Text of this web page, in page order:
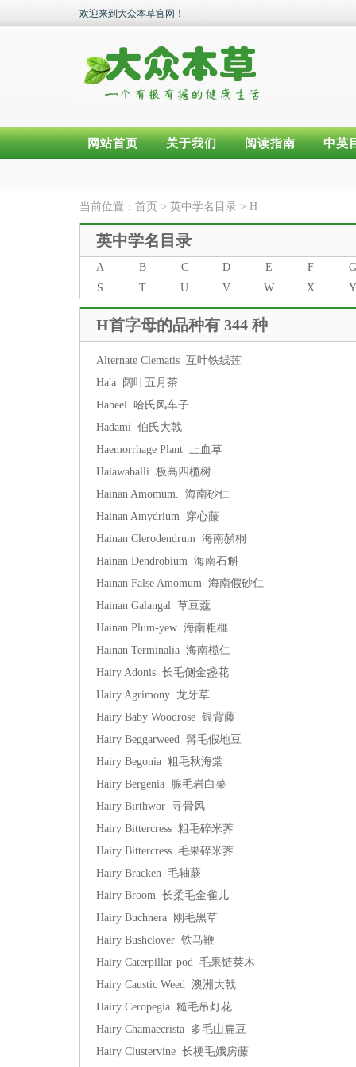
欢迎来到大众本草官网！
网站首页 关于我们 阅读指南 中英
当前位置： 首页 > 英中学名目录 > H
英中学名目录
A B C D E F
G
S
T U V W X Y
H首字母的品种有 344 种
Alternate Clematis 互叶铁线莲
Ha'a 阔叶五月茶
Habeel 哈氏风车子
Hadami 伯氏大戟
Haemorrhage Plant 止血草
Haiawaballi 极高四榄树
Hainan Amomum. 海南砂仁
Hainan Amydrium 穿心藤
Hainan Clerodendrum 海南赬桐
Hainan Dendrobium 海南石斛
Hainan False Amomum 海南假砂仁
Hainan Galangal 草豆蔻
Hainan Plum-yew 海南粗榧
Hainan Terminalia 海南榄仁
Hairy Adonis 长毛侧金盏花
Hairy Agrimony 龙牙草
Hairy Baby Woodrose 银背藤
Hairy Beggarweed 髯毛假地豆
Hairy Begonia 粗毛秋海棠
Hairy Bergenia 腺毛岩白菜
Hairy Birthwor 寻骨风
Hairy Bittercress 粗毛碎米荠
Hairy Bittercress 毛果碎米荠
Hairy Bracken 毛轴蕨
Hairy Broom 长柔毛金雀儿
Hairy Buchnera 刚毛黑草
Hairy Bushclover 铁马鞭
Hairy Caterpillar-pod 毛果链荚木
Hairy Caustic Weed 澳洲大戟
Hairy Ceropegia 糙毛吊灯花
Hairy Chamaecrista 多毛山扁豆
Hairy Clustervine 长梗毛娥房藤